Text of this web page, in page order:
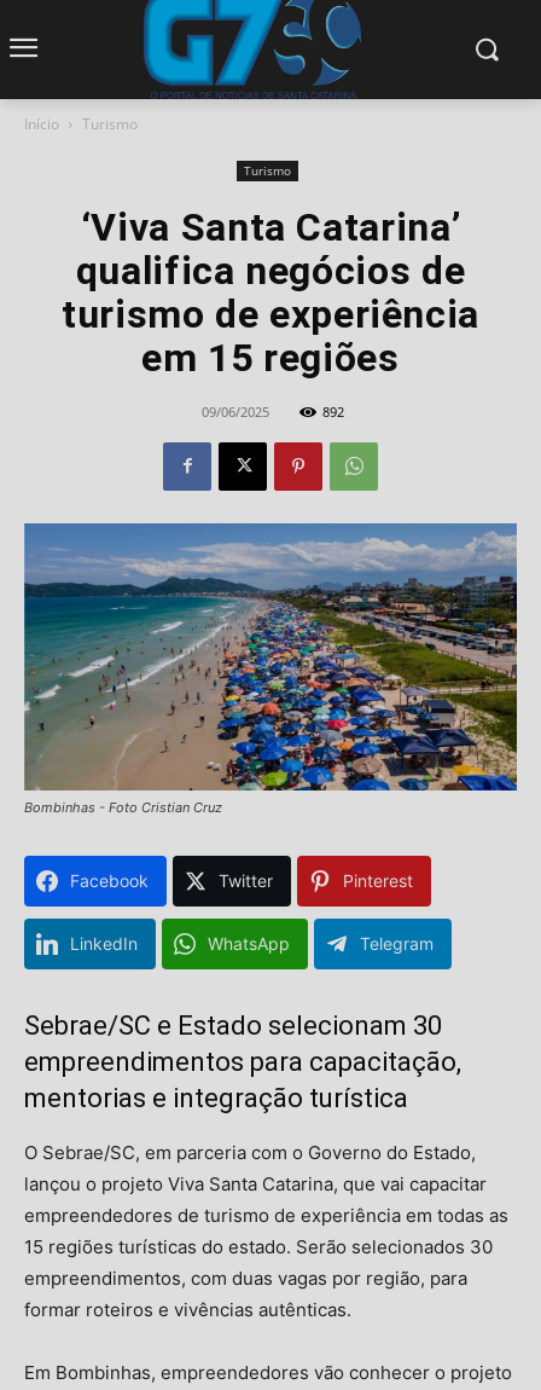
Início Turismo
Turismo
‘Viva Santa Catarina’
qualifica negócios de
turismo de experiência
em 15 regiões
09/06/2025 892
Bombinhas - Foto Cristian Cruz
Facebook Twitter Pinterest
LinkedIn WhatsApp Telegram
Sebrae/SC e Estado selecionam 30
empreendimentos para capacitação,
mentorias e integração turística
O Sebrae/SC, em parceria com o Governo do Estado,
lançou o projeto Viva Santa Catarina, que vai capacitar
empreendedores de turismo de experiência em todas as
15 regiões turísticas do estado. Serão selecionados 30
empreendimentos, com duas vagas por região, para
formar roteiros e vivências autênticas.
Em Bombinhas, empreendedores vão conhecer o projeto
modal-check